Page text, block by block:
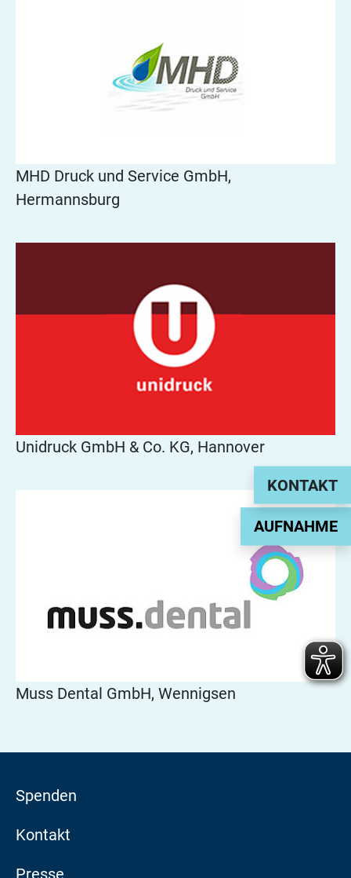
MHD Druck und Service GmbH,
Hermannsburg
Unidruck GmbH & Co. KG, Hannover
Muss Dental GmbH, Wennigsen
KONTAKT
AUFNAHME
Spenden
Kontakt